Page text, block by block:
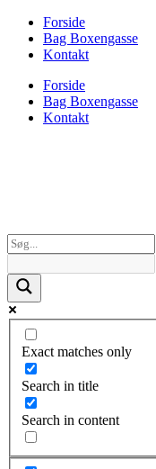
Forside
Bag Boxengasse
Kontakt
Forside
Bag Boxengasse
Kontakt
Exact matches only
Search in title
Search in content